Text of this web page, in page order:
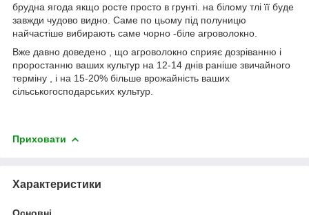
брудна ягода якщо росте просто в грунті. на білому тлі її буде
завжди чудово видно. Саме по цьому під полуницю
найчастіше вибирають саме чорно -біле агроволокно.
Вже давно доведено , що агроволокно сприяє дозріванню і
проростанню ваших культур на 12-14 днів раніше звичайного
терміну , і на 15-20% більше врожайність ваших
сільськогосподарських культур.
Приховати
Характеристики
Основні